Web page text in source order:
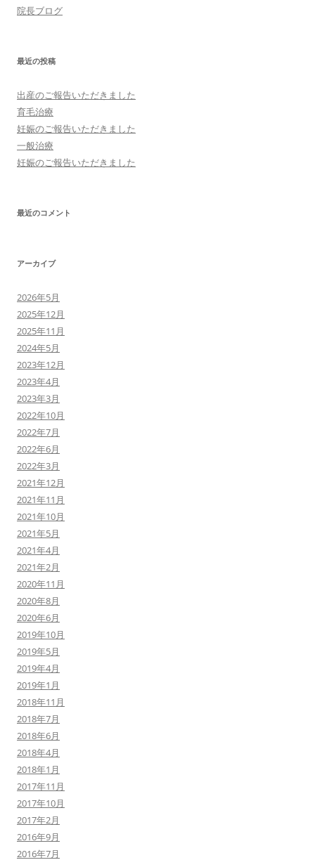
院長ブログ
最近の投稿
出産のご報告いただきました
育毛治療
妊娠のご報告いただきました
一般治療
妊娠のご報告いただきました
最近のコメント
アーカイブ
2026年5月
2025年12月
2025年11月
2024年5月
2023年12月
2023年4月
2023年3月
2022年10月
2022年7月
2022年6月
2022年3月
2021年12月
2021年11月
2021年10月
2021年5月
2021年4月
2021年2月
2020年11月
2020年8月
2020年6月
2019年10月
2019年5月
2019年4月
2019年1月
2018年11月
2018年7月
2018年6月
2018年4月
2018年1月
2017年11月
2017年10月
2017年2月
2016年9月
2016年7月